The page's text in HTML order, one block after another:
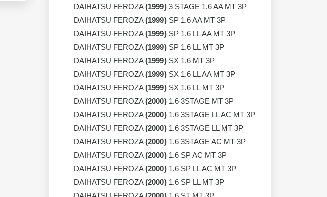
DAIHATSU FEROZA(1999) 3 STAGE 1.6 AA MT 3P
DAIHATSU FEROZA(1999) SP 1.6 AA MT 3P
DAIHATSU FEROZA(1999) SP 1.6 LL AA MT 3P
DAIHATSU FEROZA(1999) SP 1.6 LL MT 3P
DAIHATSU FEROZA(1999) SX 1.6 MT 3P
DAIHATSU FEROZA(1999) SX 1.6 LL AA MT 3P
DAIHATSU FEROZA(1999) SX 1.6 LL MT 3P
DAIHATSU FEROZA(2000) 1.6 3STAGE MT 3P
DAIHATSU FEROZA(2000) 1.6 3STAGE LL AC MT 3P
DAIHATSU FEROZA(2000) 1.6 3STAGE LL MT 3P
DAIHATSU FEROZA(2000) 1.6 3STAGE AC MT 3P
DAIHATSU FEROZA(2000) 1.6 SP AC MT 3P
DAIHATSU FEROZA(2000) 1.6 SP LL AC MT 3P
DAIHATSU FEROZA(2000) 1.6 SP LL MT 3P